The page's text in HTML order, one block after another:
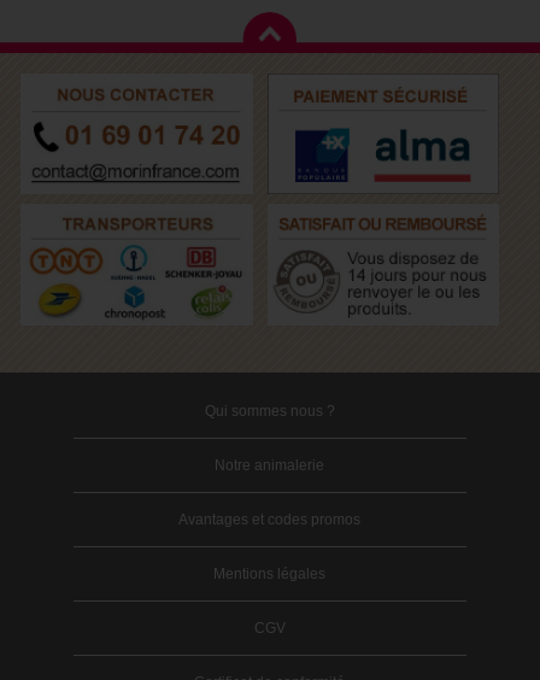
Qui sommes nous ?
Notre animalerie
Avantages et codes promos
Mentions légales
CGV